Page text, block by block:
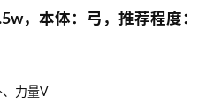
，本体：弓，推荐程度：
力量V